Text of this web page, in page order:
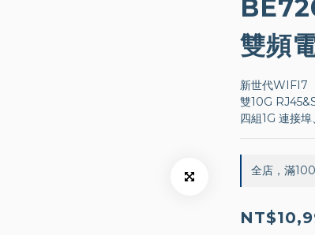
雙頻
新世代WIFI7
雙10G
四組1G 連接
全店，滿